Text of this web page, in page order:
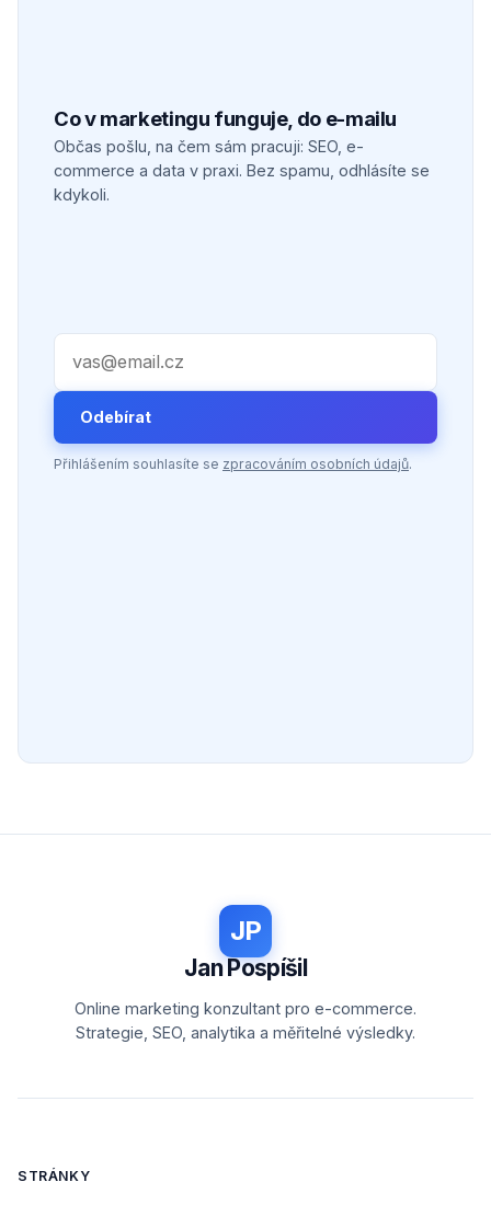
Co v marketingu funguje, do e-mailu
Občas pošlu, na čem sám pracuji: SEO, e-
commerce a data v praxi. Bez spamu, odhlásíte se
kdykoli.
Váš e-mail
Odebírat
Přihlášením souhlasíte se zpracováním osobních údajů.
JP
Jan Pospíšil
Online marketing konzultant pro e-commerce.
Strategie, SEO, analytika a měřitelné výsledky.
STRÁNKY